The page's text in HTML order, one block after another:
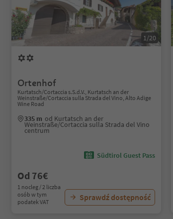
1/20
Ortenhof
Kurtatsch/Cortaccia s.S.d.V., Kurtatsch an der
Weinstraße/Cortaccia sulla Strada del Vino, Alto Adige
Wine Road
335 m od Kurtatsch an der
Weinstraße/Cortaccia sulla Strada del Vino
centrum
Südtirol Guest Pass
Od 76€
1 nocleg / 2 liczba
osób w tym
podatek VAT
Sprawdź dostępność